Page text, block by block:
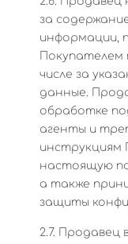
за
информации,
числе за
данные.
обработке
агенты и
инструкциям
настоящую
а также
защиты
2.7. Продавец